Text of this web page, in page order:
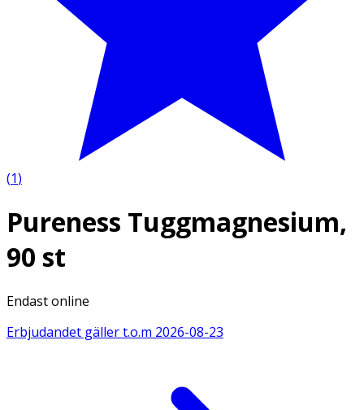
(1)
Pureness Tuggmagnesium,
90 st
Endast online
Erbjudandet gäller t.o.m 2026-08-23